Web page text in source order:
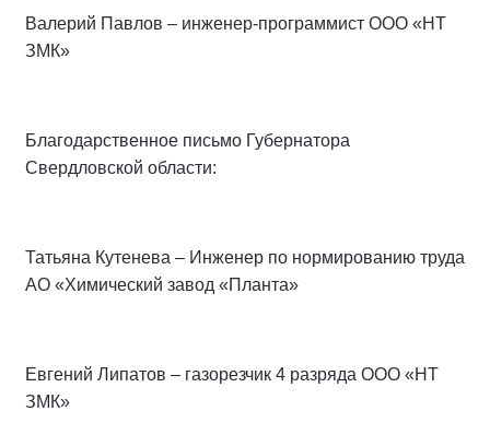
Валерий Павлов – инженер-программист ООО «НТ
ЗМК»
Благодарственное письмо Губернатора
Свердловской области:
Татьяна Кутенева – Инженер по нормированию труда
АО «Химический завод «Планта»
Евгений Липатов – газорезчик 4 разряда ООО «НТ
ЗМК»